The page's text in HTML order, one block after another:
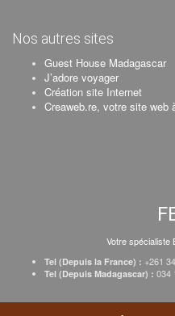
Nos autres sites
Guest House Madagascar
J’adore voyager
Création site Internet
Creaweb.re, votre site web
Votre spécialiste
Tel (Depuis la France) : +261
Tel (Depuis Madagascar) : 034